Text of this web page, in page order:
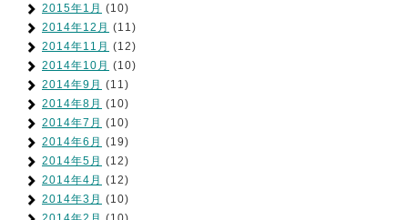
2015年1月 (10)
2014年12月 (11)
2014年11月 (12)
2014年10月 (10)
2014年9月 (11)
2014年8月 (10)
2014年7月 (10)
2014年6月 (19)
2014年5月 (12)
2014年4月 (12)
2014年3月 (10)